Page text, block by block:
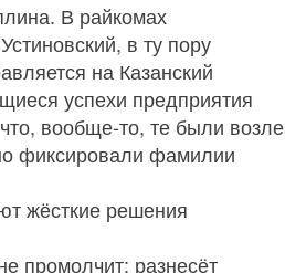
В райкомах
в ту пору
на Казанский
успехи предприятия
вообще-то, те были возле
фиксировали фамилии
жёсткие решения
промолчит: разнесёт